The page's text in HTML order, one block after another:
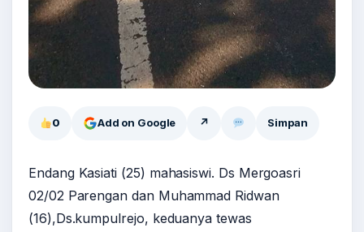
0 Add on Google ↗ Simpan
Endang Kasiati (25) mahasiswi. Ds Mergoasri
02/02 Parengan dan Muhammad Ridwan
(16),Ds.kumpulrejo, keduanya tewas